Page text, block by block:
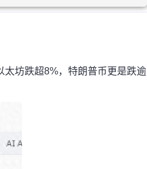
坊跌超8%，特朗普币更是跌逾